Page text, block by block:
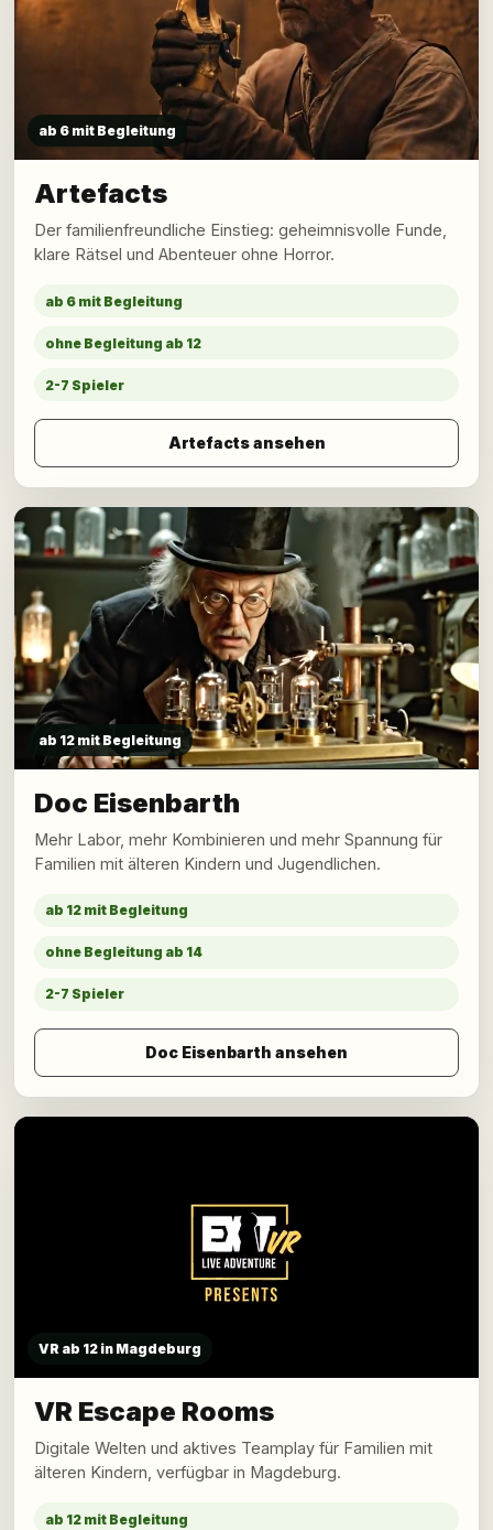
ab 6 mit Begleitung
Artefacts
Der familienfreundliche Einstieg: geheimnisvolle Funde,
klare Rätsel und Abenteuer ohne Horror.
ab 6 mit Begleitung
ohne Begleitung ab 12
2-7 Spieler
Artefacts ansehen
ab 12 mit Begleitung
Doc Eisenbarth
Mehr Labor, mehr Kombinieren und mehr Spannung für
Familien mit älteren Kindern und Jugendlichen.
ab 12 mit Begleitung
ohne Begleitung ab 14
2-7 Spieler
Doc Eisenbarth ansehen
VR ab 12 in Magdeburg
VR Escape Rooms
Digitale Welten und aktives Teamplay für Familien mit
älteren Kindern, verfügbar in Magdeburg.
ab 12 mit Begleitung